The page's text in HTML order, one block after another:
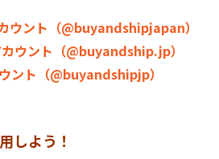
ウント（@buyandshipjapan）
ウント（@buyandship.jp）
ント（@buyandshipjp）
しよう！